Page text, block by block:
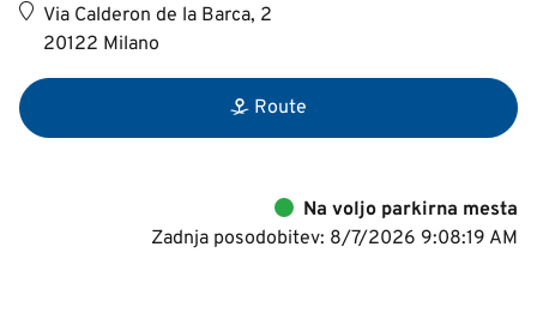
Via Calderon de la Barca, 2
20122 Milano
Route
Na voljo parkirna mesta
Zadnja posodobitev: 8/7/2026 9:08:19 AM